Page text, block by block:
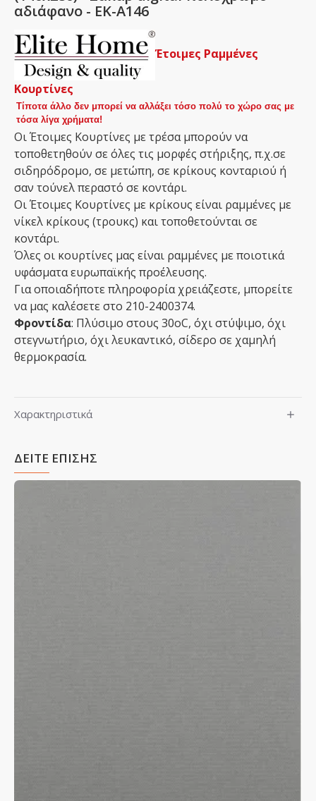
αδιάφανο - ΕΚ-Α146
Έτοιμες Ραμμένες
Κουρτίνες
Τίποτα άλλο δεν μπορεί να αλλάξει τόσο πολύ το χώρο σας με
τόσα λίγα χρήματα!
Οι Έτοιμες Κουρτίνες με τρέσα μπορούν να
τοποθετηθούν σε όλες τις μορφές στήριξης, π.χ.σε
σιδηρόδρομο, σε μετώπη, σε κρίκους κονταριού ή
σαν τούνελ περαστό σε κοντάρι.
Οι Έτοιμες Κουρτίνες με κρίκους είναι ραμμένες με
νίκελ κρίκους (τρουκς) και τοποθετούνται σε
κοντάρι.
Όλες οι κουρτίνες μας είναι ραμμένες με ποιοτικά
υφάσματα ευρωπαϊκής προέλευσης.
Για οποιαδήποτε πληροφορία χρειάζεστε, μπορείτε
να μας καλέσετε στο 210-2400374.
Φροντίδα: Πλύσιμο στους 30οC, όχι στύψιμο, όχι
στεγνωτήριο, όχι λευκαντικό, σίδερο σε χαμηλή
θερμοκρασία.
Χαρακτηριστικά
ΔΕΙΤΕ ΕΠΙΣΗΣ